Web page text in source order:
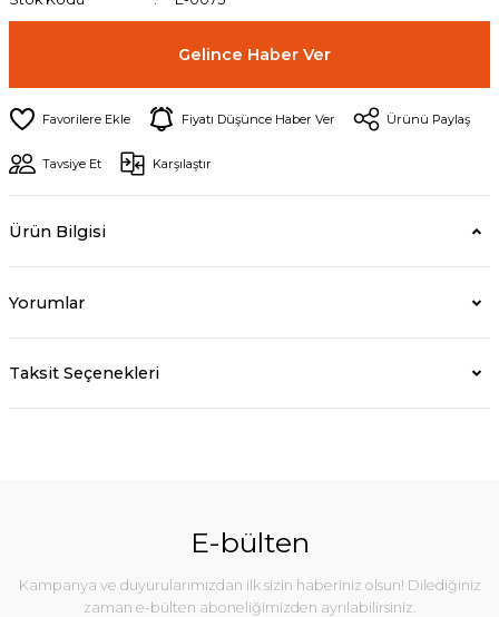
Gelince Haber Ver
Fiyatı Düşünce Haber Ver Ürünü Paylaş
Tavsiye Et Karşılaştır
Ürün Bilgisi
Yorumlar
Taksit Seçenekleri
E-bülten
Kampanya ve duyurularımızdan ilk sizin haberiniz olsun! Dilediğiniz
zaman e-bülten aboneliğimizden ayrılabilirsiniz.